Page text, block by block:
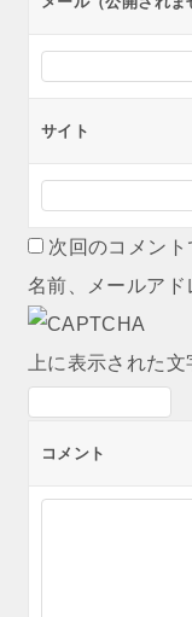
サイト
次回のコメン
名前、メールアド
上に表示された
コメント